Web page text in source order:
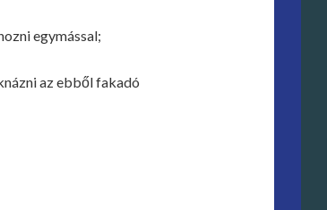
egymással;
az ebből fakadó